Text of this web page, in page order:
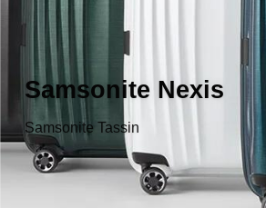
Samsonite Nexis
Samsonite Tassin